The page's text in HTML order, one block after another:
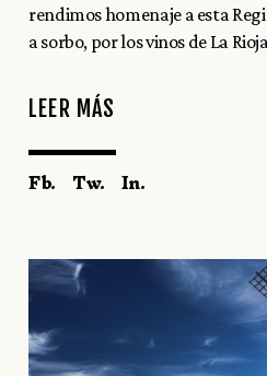
rendimos homenaje a esta
a sorbo, por los vinos de La
LEER MÁS
Fb. Tw. In.